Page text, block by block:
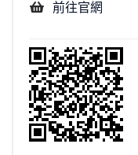
前往官網